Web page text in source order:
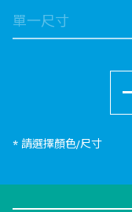
* 請選擇顏色/尺寸